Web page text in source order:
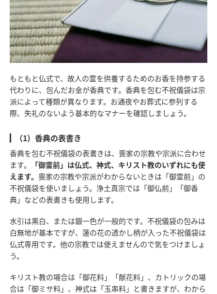
もともと仏式で、故人の霊を供養するためのお香を持参する
代わりに、包んだお金が香典です。香典を包む不祝儀袋は宗
派によって種類が異なります。お通夜やお葬式に参列する
際、失礼のないよう基本的なマナーを確認しましょう。
（1）香典の表書き
香典を包む不祝儀袋の表書きは、喪家の宗教や宗派に合わせ
ます。
「御霊前」は仏式、神式、キリスト教のいずれにも使
えます。 喪家の宗教や宗派がわからないときは「御霊前」の
不祝儀袋を使いましょう。浄土真宗では「御仏前」「御香
典」などの表書きも使用します。
水引は黒白、または銀一色が一般的です。不祝儀袋の包みは
白無地が基本ですが、蓮の花の透かし柄が入った不祝儀袋は
仏式専用です。他の宗教では使えませんので気をつけましょ
う。
キリスト教の場合は「御花料」「献花料」、カトリックの場
合は「御ミサ料」、神式は「玉串料」と書きますが、わから